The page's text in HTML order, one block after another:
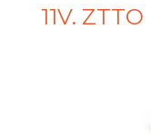
11V. ZTTO